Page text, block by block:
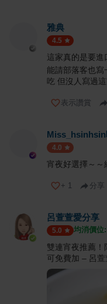
雅典
4.5
這家真的是要進
能請部落客也
吃 但沒人寫過
表示讚賞
Miss_hsinhsin
4.0
宵夜好選擇～～
+ 1 分享
呂萱萱愛分享
5.0 均消價位
雙連宵夜推薦
可免費加 – 呂萱